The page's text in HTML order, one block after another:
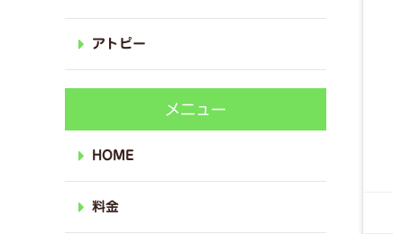
アトピー
メニュー
HOME
料金